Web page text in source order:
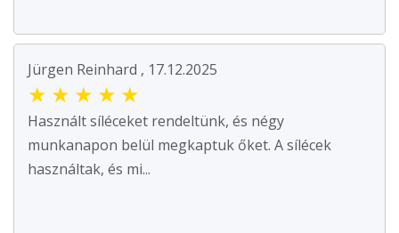
Jürgen Reinhard , 17.12.2025
★ ★ ★ ★ ★
Használt síléceket rendeltünk, és négy
munkanapon belül megkaptuk őket. A sílécek
használtak, és mi...